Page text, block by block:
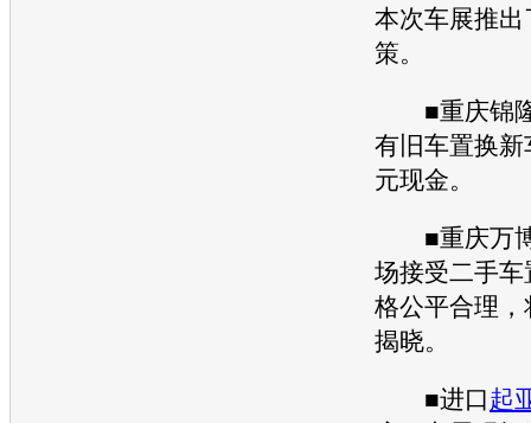
本次车展推出
策。
■重庆锦
有旧车置换新
元现金。
■重庆万
场接受二手车
格公平合理
揭晓。
■进口起